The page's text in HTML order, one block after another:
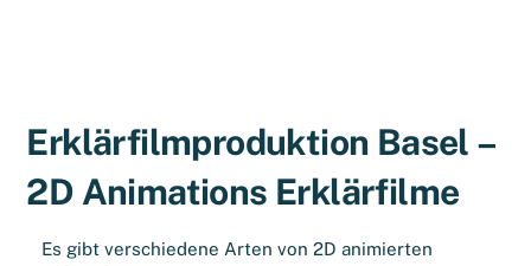
Erklärfilmproduktion Basel –
2D Animations Erklärfilme
Es gibt verschiedene Arten von 2D animierten